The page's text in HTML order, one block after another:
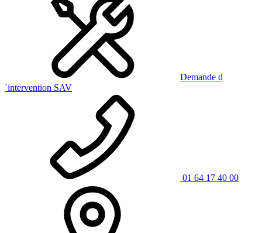
Demande d
´intervention SAV
01 64 17 40 00